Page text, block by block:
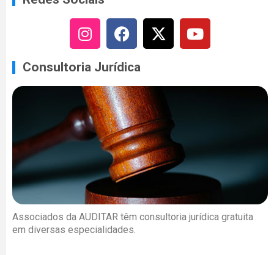
Consultoria Jurídica
Associados da AUDITAR têm consultoria jurídica gratuita
em diversas especialidades.